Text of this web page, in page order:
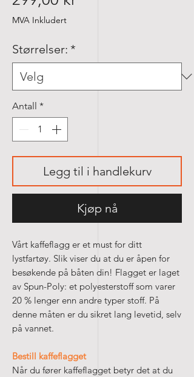
MVA Inkludert
Størrelser: *
Antall *
Legg til i handlekurv
Kjøp nå
Vårt kaffeflagg er et must for ditt
lystfartøy. Slik viser du at du er åpen for
besøkende på båten din! Flagget er laget
av Spun-Poly: et polyesterstoff som varer
20 % lenger enn andre typer stoff. På
denne måten er du sikret lang levetid, selv
på vannet.
Bestill kaffeflagget
Når du fører kaffeflagget betyr det at du